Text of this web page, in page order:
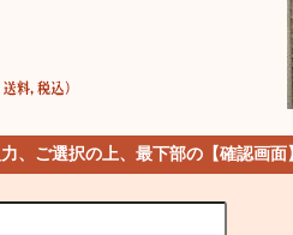
、ご選択の上、最下部の【確認画